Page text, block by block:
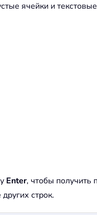
ячейки и
Enter, чтобы получить
строк.